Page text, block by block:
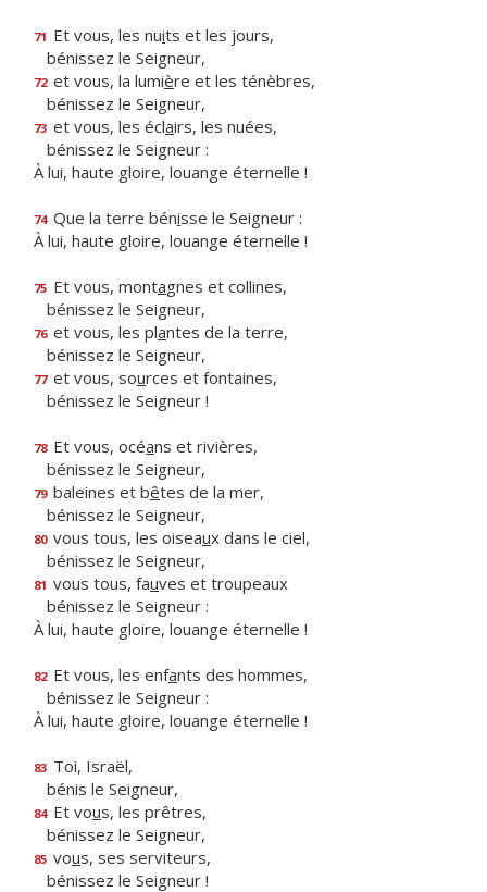
71 Et vous, les nuits et les jours,
bénissez le Seigneur,
72 et vous, la lumière et les ténèbres,
bénissez le Seigneur,
73 et vous, les éclairs, les nuées,
bénissez le Seigneur :
À lui, haute gloire, louange éternelle !
74 Que la terre bénisse le Seigneur :
À lui, haute gloire, louange éternelle !
75 Et vous, montagnes et collines,
bénissez le Seigneur,
76 et vous, les plantes de la terre,
bénissez le Seigneur,
77 et vous, sources et fontaines,
bénissez le Seigneur !
78 Et vous, océans et rivières,
bénissez le Seigneur,
79 baleines et bêtes de la mer,
bénissez le Seigneur,
80 vous tous, les oiseaux dans le ciel,
bénissez le Seigneur,
81 vous tous, fauves et troupeaux
bénissez le Seigneur :
À lui, haute gloire, louange éternelle !
82 Et vous, les enfants des hommes,
bénissez le Seigneur :
À lui, haute gloire, louange éternelle !
83 Toi, Israël,
bénis le Seigneur,
84 Et vous, les prêtres,
bénissez le Seigneur,
85 vous, ses serviteurs,
bénissez le Seigneur !